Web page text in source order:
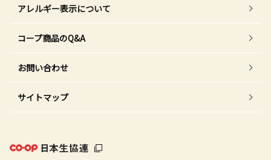
アレルギー表示について
コープ商品のQ&A
お問い合わせ
サイトマップ